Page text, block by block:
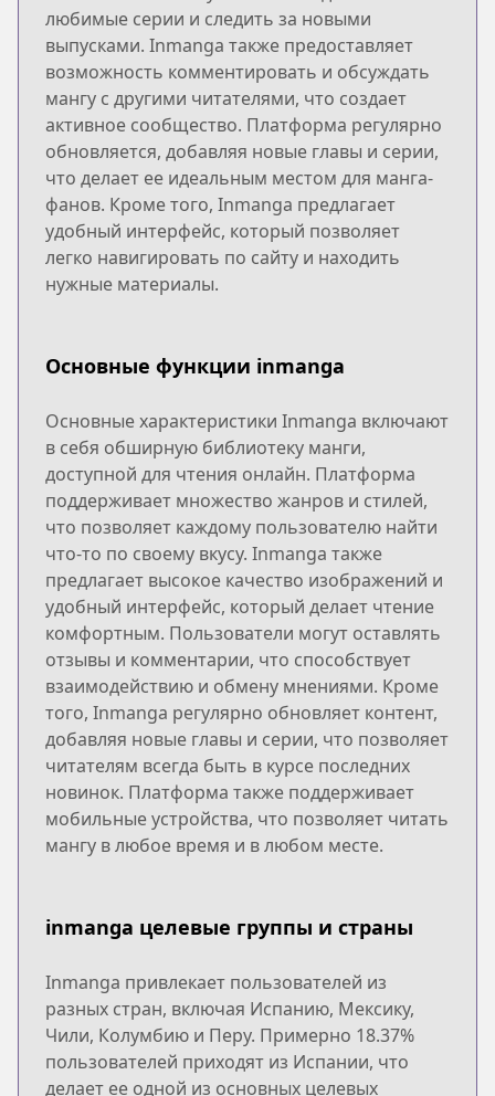
любимые серии и следить за новыми
выпусками. Inmanga также предоставляет
возможность комментировать и обсуждать
мангу с другими читателями, что создает
активное сообщество. Платформа регулярно
обновляется, добавляя новые главы и серии,
что делает ее идеальным местом для манга-
фанов. Кроме того, Inmanga предлагает
удобный интерфейс, который позволяет
легко навигировать по сайту и находить
нужные материалы.
Основные функции inmanga
Основные характеристики Inmanga включают
в себя обширную библиотеку манги,
доступной для чтения онлайн. Платформа
поддерживает множество жанров и стилей,
что позволяет каждому пользователю найти
что-то по своему вкусу. Inmanga также
предлагает высокое качество изображений и
удобный интерфейс, который делает чтение
комфортным. Пользователи могут оставлять
отзывы и комментарии, что способствует
взаимодействию и обмену мнениями. Кроме
того, Inmanga регулярно обновляет контент,
добавляя новые главы и серии, что позволяет
читателям всегда быть в курсе последних
новинок. Платформа также поддерживает
мобильные устройства, что позволяет читать
мангу в любое время и в любом месте.
inmanga целевые группы и страны
Inmanga привлекает пользователей из
разных стран, включая Испанию, Мексику,
Чили, Колумбию и Перу. Примерно 18.37%
пользователей приходят из Испании, что
делает ее одной из основных целевых